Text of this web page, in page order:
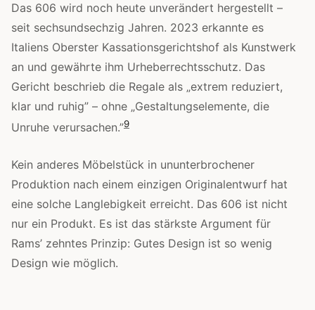
Das 606 wird noch heute unverändert hergestellt –
seit sechsundsechzig Jahren. 2023 erkannte es
Italiens Oberster Kassationsgerichtshof als Kunstwerk
an und gewährte ihm Urheberrechtsschutz. Das
Gericht beschrieb die Regale als „extrem reduziert,
klar und ruhig” – ohne „Gestaltungselemente, die
Unruhe verursachen.”9
Kein anderes Möbelstück in ununterbrochener
Produktion nach einem einzigen Originalentwurf hat
eine solche Langlebigkeit erreicht. Das 606 ist nicht
nur ein Produkt. Es ist das stärkste Argument für
Rams’ zehntes Prinzip: Gutes Design ist so wenig
Design wie möglich.